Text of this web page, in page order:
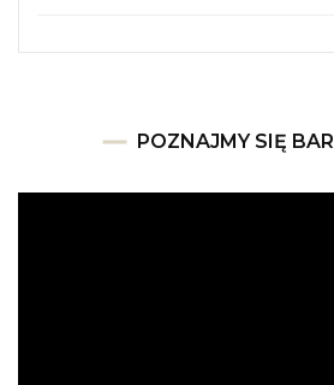
POZNAJMY SIĘ